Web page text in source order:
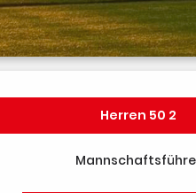
Herren 50 2